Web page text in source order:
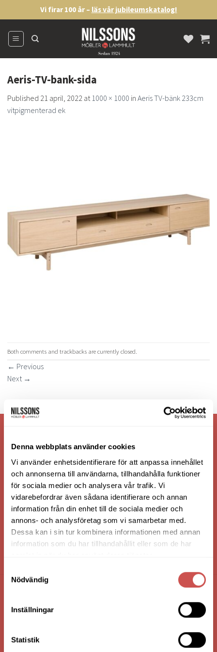
Denna webbplats använder cookies
Vi använder enhetsidentifierare för att anpassa innehållet
och annonserna till användarna, tillhandahålla funktioner
för sociala medier och analysera vår trafik. Vi
vidarebefordrar även sådana identifierare och annan
information från din enhet till de sociala medier och
annons- och analysföretag som vi samarbetar med.
Dessa kan i sin tur kombinera informationen med annan
information som du har tillhandahållit eller som de har
Nödvändig
Inställningar
Statistik
to
content
Vi firar 100 år – läs vår jubileumskatalog!
Aeris-TV-bank-sida
Published 21 april, 2022 at1000 × 1000 in Aeris TV-bänk 233cm
vitpigmenterad ek
Both comments and trackbacks are currently closed.
← Previous
Next →
363 44 Lammhult